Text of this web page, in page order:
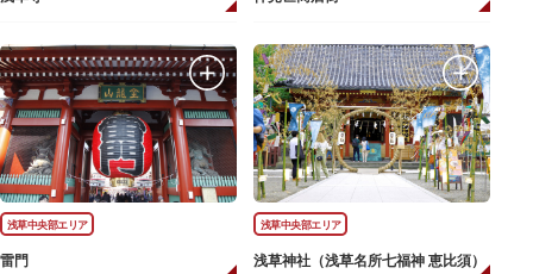
浅草中央部エリア
雷門
浅草中央部エリア
浅草神社（浅草名所七福神 恵比須）